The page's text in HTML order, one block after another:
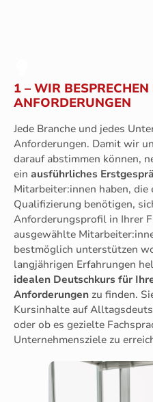
1 – WIR BESPRECHEN
ANFORDERUNGEN
Jede Branche und jedes
Anforderungen. Damit wir
darauf abstimmen können,
ein ausführliches
Mitarbeiter:innen haben, die
Qualifizierung benötigen,
Anforderungsprofil in Ihrer
ausgewählte
bestmöglich unterstützen
langjährigen Erfahrungen
idealen Deutschkurs für
Anforderungen zu finden.
Kursinhalte auf
oder ob es gezielte
Unternehmensziele zu